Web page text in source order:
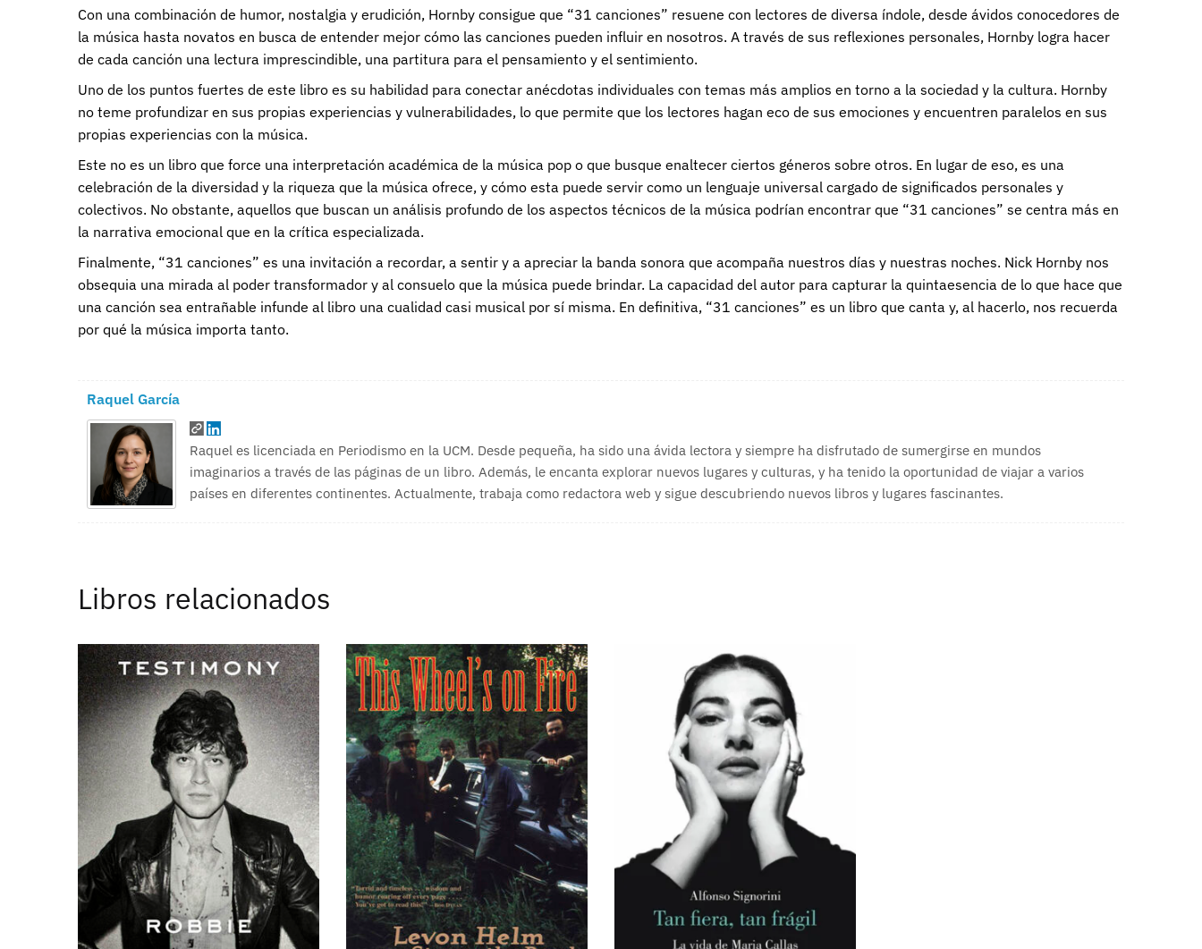
Con una combinación de humor, nostalgia y erudición, Hornby consigue que “31 canciones” resuene con lectores de diversa índole, desde ávidos conocedores de
la música hasta novatos en busca de entender mejor cómo las canciones pueden influir en nosotros. A través de sus reflexiones personales, Hornby logra hacer
de cada canción una lectura imprescindible, una partitura para el pensamiento y el sentimiento.
Uno de los puntos fuertes de este libro es su habilidad para conectar anécdotas individuales con temas más amplios en torno a la sociedad y la cultura. Hornby
no teme profundizar en sus propias experiencias y vulnerabilidades, lo que permite que los lectores hagan eco de sus emociones y encuentren paralelos en sus
propias experiencias con la música.
Este no es un libro que force una interpretación académica de la música pop o que busque enaltecer ciertos géneros sobre otros. En lugar de eso, es una
celebración de la diversidad y la riqueza que la música ofrece, y cómo esta puede servir como un lenguaje universal cargado de significados personales y
colectivos. No obstante, aquellos que buscan un análisis profundo de los aspectos técnicos de la música podrían encontrar que “31 canciones” se centra más en
la narrativa emocional que en la crítica especializada.
Finalmente, “31 canciones” es una invitación a recordar, a sentir y a apreciar la banda sonora que acompaña nuestros días y nuestras noches. Nick Hornby nos
obsequia una mirada al poder transformador y al consuelo que la música puede brindar. La capacidad del autor para capturar la quintaesencia de lo que hace que
una canción sea entrañable infunde al libro una cualidad casi musical por sí misma. En definitiva, “31 canciones” es un libro que canta y, al hacerlo, nos recuerda
por qué la música importa tanto.
Raquel García
Raquel es licenciada en Periodismo en la UCM. Desde pequeña, ha sido una ávida lectora y siempre ha disfrutado de sumergirse en mundos
imaginarios a través de las páginas de un libro. Además, le encanta explorar nuevos lugares y culturas, y ha tenido la oportunidad de viajar a varios
países en diferentes continentes. Actualmente, trabaja como redactora web y sigue descubriendo nuevos libros y lugares fascinantes.
Libros relacionados